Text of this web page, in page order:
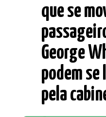
que se
George
podem
pela